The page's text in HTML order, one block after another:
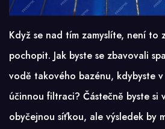
Když se nad tím zamyslíte, není to
pochopit. Jak byste se zbavovali
vodě takového bazénu, kdybyste
účinnou filtraci? Částečně byste si
obyčejnou síťkou, ale výsledek by